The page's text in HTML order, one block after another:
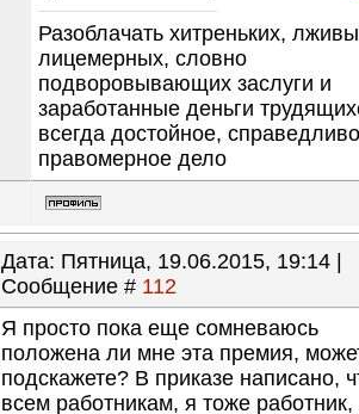
Разоблачать хитреньких,
лицемерных, словно
подворовывающих заслуги и
заработанные деньги
всегда достойное,
правомерное дело
Дата: Пятница, 19.06.2015, 19:14 |
Сообщение # 112
Я просто пока еще сомневаюсь
положена ли мне эта премия,
подскажете? В приказе написано,
всем работникам, я тоже работник,